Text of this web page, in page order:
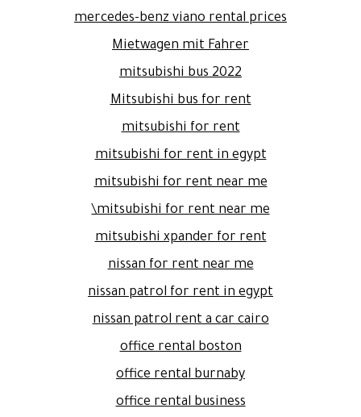
mercedes-benz viano rental prices
Mietwagen mit Fahrer
mitsubishi bus 2022
Mitsubishi bus for rent
mitsubishi for rent
mitsubishi for rent in egypt
mitsubishi for rent near me
mitsubishi for rent near me\
mitsubishi xpander for rent
nissan for rent near me
nissan patrol for rent in egypt
nissan patrol rent a car cairo
office rental boston
office rental burnaby
office rental business